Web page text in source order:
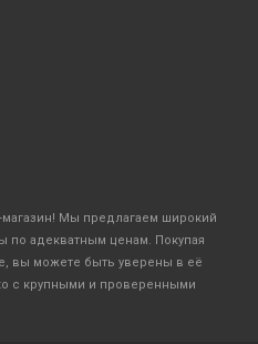
Мы предлагаем широкий
по адекватным ценам. Покупая
вы можете быть уверены в её
с крупными и проверенными